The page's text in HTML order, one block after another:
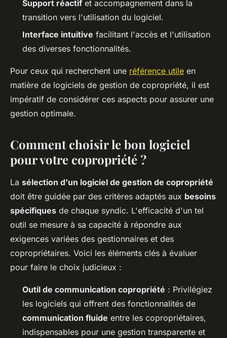
Support réactif et accompagnement dans la
transition vers l'utilisation du logiciel.
Interface intuitive facilitant l'accès et l'utilisation
des diverses fonctionnalités.
Pour ceux qui recherchent une référence utile en
matière de logiciels de gestion de copropriété, il est
impératif de considérer ces aspects pour assurer une
gestion optimale.
Comment choisir le bon logiciel
pour votre copropriété ?
La sélection d'un logiciel de gestion de copropriété
doit être guidée par des critères adaptés aux besoins
spécifiques de chaque syndic. L'efficacité d'un tel
outil se mesure à sa capacité à répondre aux
exigences variées des gestionnaires et des
copropriétaires. Voici les éléments clés à évaluer
pour faire le choix judicieux :
Outil de communication copropriété : Privilégiez
les logiciels qui offrent des fonctionnalités de
communication fluide entre les copropriétaires,
indispensables pour une gestion transparente et